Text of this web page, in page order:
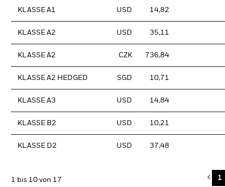
KLASSE A1 USD 14,82
KLASSE A2 USD 35,11
KLASSE A2 CZK 736,84
KLASSE A2 HEDGED SGD 10,71
KLASSE A3 USD 14,84
KLASSE B2 USD 10,21
KLASSE D2 USD 37,48
1 bis 10 von 17 1